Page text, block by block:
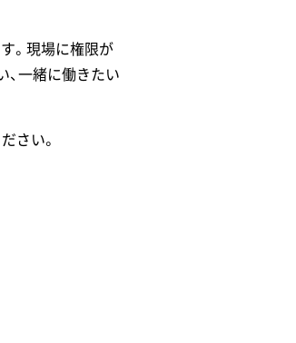
。現場に権限が
一緒に働きたい
さい。